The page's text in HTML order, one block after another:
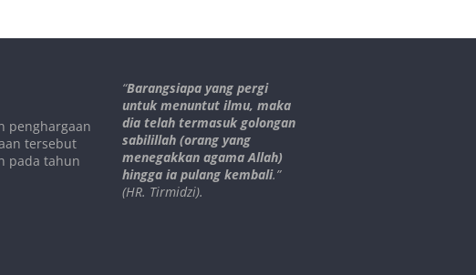
penghargaan
tersebut
pada tahun
“Barangsiapa yang pergi
untuk menuntut ilmu, maka
dia telah termasuk golongan
sabilillah (orang yang
menegakkan agama Allah)
hingga ia pulang kembali.”
(HR. Tirmidzi).